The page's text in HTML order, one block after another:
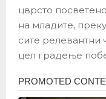
цврсто
на младите,
сите релевантни
цел градење